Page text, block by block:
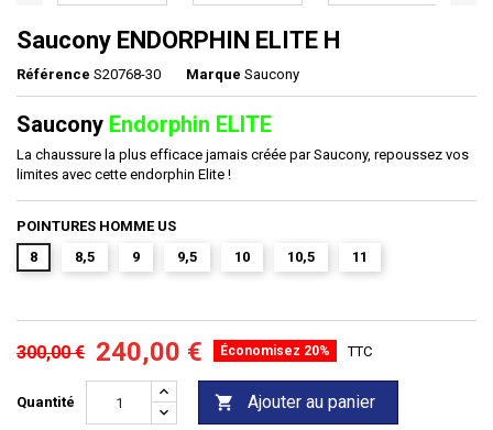
Saucony ENDORPHIN ELITE H
Référence S20768-30 Marque Saucony
Saucony Endorphin ELITE
La chaussure la plus efficace jamais créée par Saucony, repoussez vos
limites avec cette endorphin Elite !
POINTURES HOMME US
8
8,5 9 9,5 10 10,5 11
300,00 € 240,00 € Économisez 20% TTC
Quantité  Ajouter au panier